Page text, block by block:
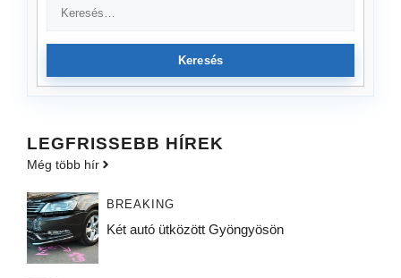
Keresés
LEGFRISSEBB HÍREK
Még több hír
BREAKING
Két autó ütközött Gyöngyösön